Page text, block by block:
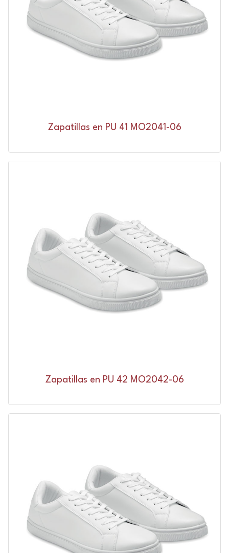
Zapatillas en PU 41 MO2041-06
Zapatillas en PU 42 MO2042-06